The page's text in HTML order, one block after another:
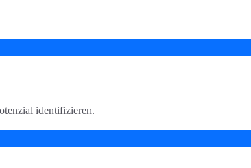
identifizieren.